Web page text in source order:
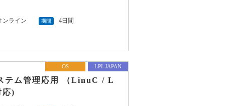
ンライン 期間 4日間
テム管理応用 （LinuC / L
応)
OS LPI-JAPAN